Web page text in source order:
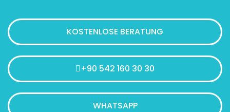
KOSTENLOSE BERATUNG
+90 542 160 30 30
WHATSAPP